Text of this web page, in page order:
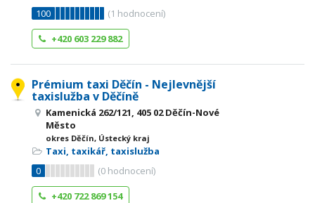
100
(1 hodnocení)
+420 603 229 882
Prémium taxi Děčín - Nejlevnější
taxislužba v Děčíně
Kamenická 262/121, 405 02 Děčín-Nové
Město
okres Děčín, Ústecký kraj
Taxi, taxikář, taxislužba
0
(0 hodnocení)
+420 722 869 154